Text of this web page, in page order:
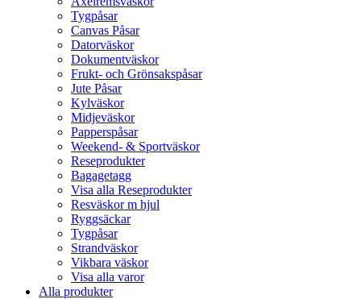
Tygpåsar
Canvas Påsar
Datorväskor
Dokumentväskor
Frukt- och Grönsakspåsar
Jute Påsar
Kylväskor
Midjeväskor
Papperspåsar
Weekend- & Sportväskor
Reseprodukter
Bagagetagg
Visa alla Reseprodukter
Resväskor m hjul
Ryggsäckar
Tygpåsar
Strandväskor
Vikbara väskor
Visa alla varor
Alla produkter